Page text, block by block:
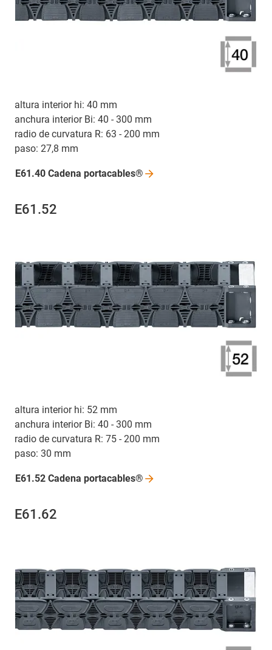
altura interior hi: 40 mm
anchura interior Bi: 40 - 300 mm
radio de curvatura R: 63 - 200 mm
paso: 27,8 mm
E61.40 Cadena portacables®
E61.52
altura interior hi: 52 mm
anchura interior Bi: 40 - 300 mm
radio de curvatura R: 75 - 200 mm
paso: 30 mm
E61.52 Cadena portacables®
E61.62